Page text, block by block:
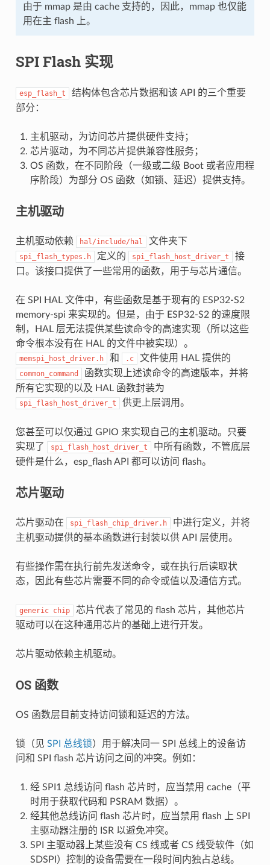
由于 mmap 是由 cache 支持的，因此，mmap 也仅能
用在主 flash 上。
SPI Flash 实现
esp_flash_t
结构体包含芯片数据和该 API 的三个重要
部分：
主机驱动，为访问芯片提供硬件支持；
芯片驱动，为不同芯片提供兼容性服务；
OS 函数，在不同阶段（一级或二级 Boot 或者应用程
序阶段）为部分 OS 函数（如锁、延迟）提供支持。
主机驱动
主机驱动依赖 hal/include/hal 文件夹下
spi_flash_types.h 定义的 spi_flash_host_driver_t
接
口。该接口提供了一些常用的函数，用于与芯片通信。
在 SPI HAL 文件中，有些函数是基于现有的 ESP32-S2
memory-spi 来实现的。但是，由于 ESP32-S2 的速度限
制，HAL 层无法提供某些读命令的高速实现（所以这些
命令根本没有在 HAL 的文件中被实现）。
memspi_host_driver.h 和 .c 文件使用 HAL 提供的
common_command
函数实现上述读命令的高速版本，并将
所有它实现的以及 HAL 函数封装为
spi_flash_host_driver_t 供更上层调用。
您甚至可以仅通过 GPIO 来实现自己的主机驱动。只要
实现了
spi_flash_host_driver_t
中所有函数，不管底层
硬件是什么，esp_flash API 都可以访问 flash。
芯片驱动
芯片驱动在 spi_flash_chip_driver.h
中进行定义，并将
主机驱动提供的基本函数进行封装以供 API 层使用。
有些操作需在执行前先发送命令，或在执行后读取状
态，因此有些芯片需要不同的命令或值以及通信方式。
generic chip
芯片代表了常见的 flash 芯片，其他芯片
驱动可以在这种通用芯片的基础上进行开发。
芯片驱动依赖主机驱动。
OS 函数
OS 函数层目前支持访问锁和延迟的方法。
锁（见 SPI 总线锁）用于解决同一 SPI 总线上的设备访
问和 SPI flash 芯片访问之间的冲突。例如：
经 SPI1 总线访问 flash 芯片时，应当禁用 cache（平
时用于获取代码和 PSRAM 数据）。
经其他总线访问 flash 芯片时，应当禁用 flash 上 SPI
主驱动器注册的 ISR 以避免冲突。
SPI 主驱动器上某些没有 CS 线或者 CS 线受软件（如
SDSPI）控制的设备需要在一段时间内独占总线。